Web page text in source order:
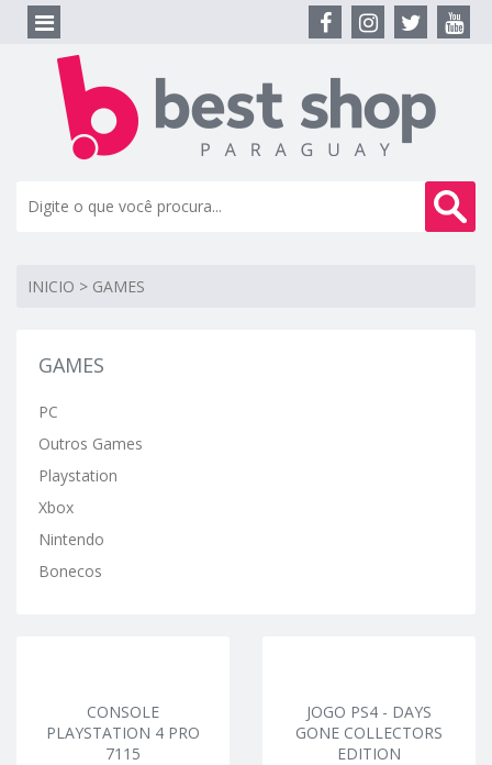
INICIO > GAMES
GAMES
PC
Outros Games
Playstation
Xbox
Nintendo
Bonecos
CONSOLE
PLAYSTATION 4 PRO
7115
JOGO PS4 - DAYS
GONE COLLECTORS
EDITION